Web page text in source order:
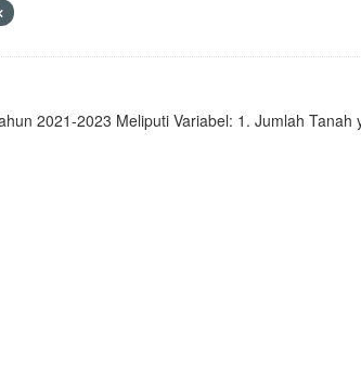
2021-2023 Meliputi Variabel: 1. Jumlah Tanah